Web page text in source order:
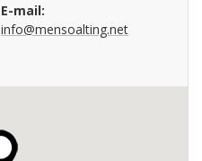
E-mail:
info@mensoalting.net